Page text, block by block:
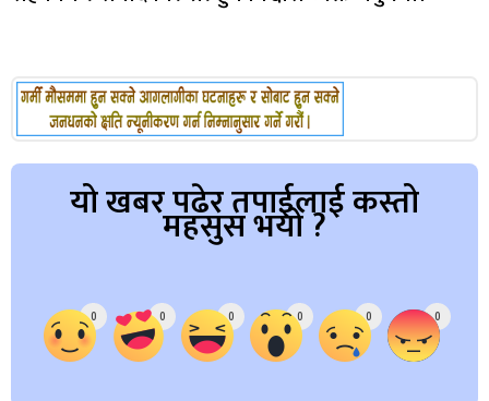
यो खबर पढेर तपाईलाई कस्तो
महसुस भयो ?
0 0 0 0 0 0